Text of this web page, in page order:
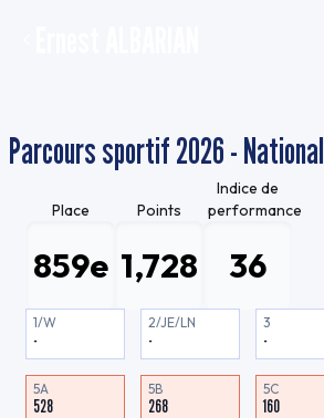
Parcours sportif 2026 - National
Place
859e
Points
1,728
Indice de
performance
36
1/W
-
2/JE/LN
-
3
-
5A
528
5B
268
5C
160